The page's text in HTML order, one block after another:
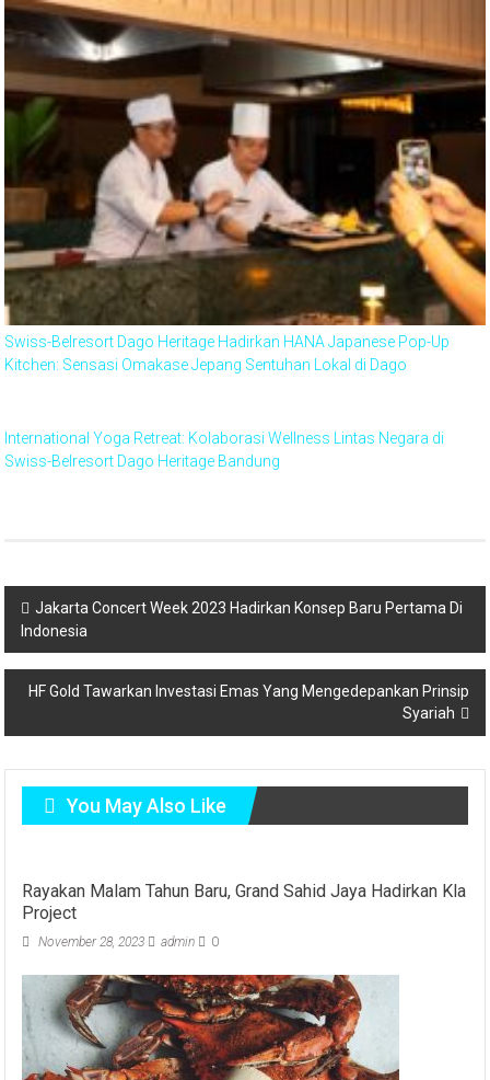
Swiss-Belresort Dago Heritage Hadirkan HANA Japanese Pop-Up
Kitchen: Sensasi Omakase Jepang Sentuhan Lokal di Dago
International Yoga Retreat: Kolaborasi Wellness Lintas Negara di
Swiss-Belresort Dago Heritage Bandung
Jakarta Concert Week 2023 Hadirkan Konsep Baru Pertama Di
Indonesia
HF Gold Tawarkan Investasi Emas Yang Mengedepankan Prinsip
Syariah
You May Also Like
Rayakan Malam Tahun Baru, Grand Sahid Jaya Hadirkan Kla
Project
November 28, 2023 admin 0